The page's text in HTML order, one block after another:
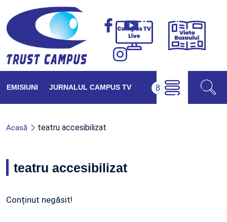
Campus
Viața
EMISIUNI JURNALUL CAMPUS TV
Acasă teatru accesibilizat
teatru accesibilizat
Conținut negăsit!